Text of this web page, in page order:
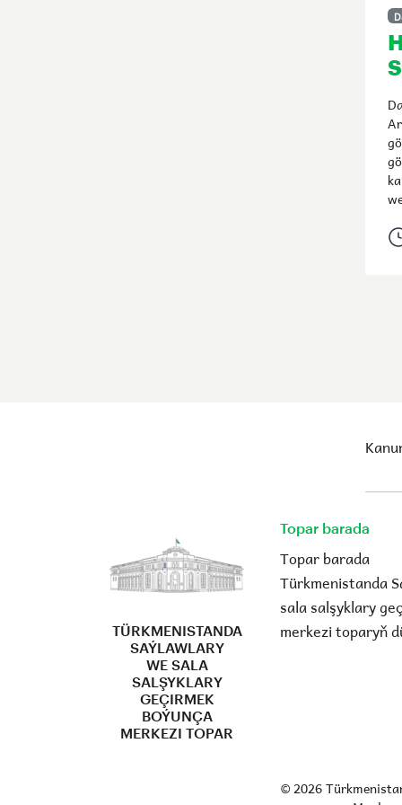
TÜRKMENISTANDA
SAÝLAWLARY
WE SALA
SALŞYKLARY
GEÇIRMEK
BOÝUNÇA
MERKEZI TOPAR
Topar barada
Topar barada
Türkmenistanda
sala salşyklary
merkezi toparyň
© 2026